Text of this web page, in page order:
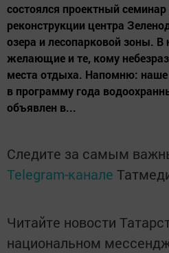
состоялся проектный
реконструкции центра
озера и лесопарковой зоны. В
желающие и те, кому
места отдыха. Напомню: наше
в программу года
объявлен в...
Следите за самым
Telegram-канале
Читайте новости
национальном